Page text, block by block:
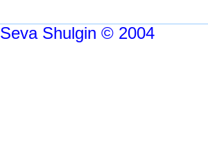
Seva Shulgin © 2004